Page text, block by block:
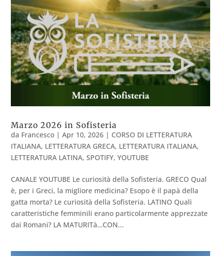
Marzo 2026 in Sofisteria
da Francesco |Apr 10, 2026 | CORSO DI LETTERATURA
ITALIANA, LETTERATURA GRECA, LETTERATURA ITALIANA,
LETTERATURA LATINA,SPOTIFY,YOUTUBE
CANALE YOUTUBE Le curiosità della Sofisteria. GRECO Qual
è, per i Greci, la migliore medicina? Esopo è il papà della
gatta morta? Le curiosità della Sofisteria. LATINO Quali
caratteristiche femminili erano particolarmente apprezzate
dai Romani? LA MATURITà…CON...